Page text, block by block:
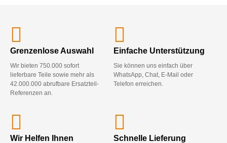
Grenzenlose Auswahl
Wir bieten 750.000 sofort
lieferbare Teile sowie mehr als
42.000.000 abrufbare Ersatzteil-
Referenzen an.
Einfache Unterstützung
Sie können uns einfach über
WhatsApp, Chat, E-Mail oder
Telefon erreichen.
Wir Helfen Ihnen Schnelle Lieferung